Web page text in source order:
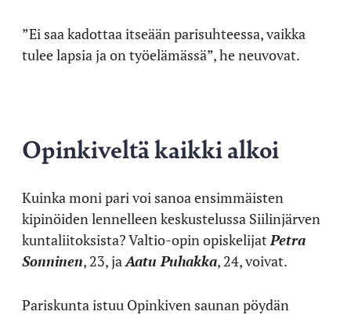
”Ei saa kadottaa itseään parisuhteessa, vaikka
tulee lapsia ja on työelämässä”, he neuvovat.
Opinkiveltä kaikki alkoi
Kuinka moni pari voi sanoa ensimmäisten
kipinöiden lennelleen keskustelussa Siilinjärven
kuntaliitoksista? Valtio-opin opiskelijat Petra
Sonninen, 23, ja Aatu Puhakka, 24, voivat.
Pariskunta istuu Opinkiven saunan pöydän